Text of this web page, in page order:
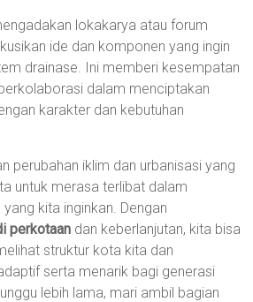
lokakarya atau forum
ide dan komponen yang ingin
drainase. Ini memberi kesempatan
dalam menciptakan
karakter dan kebutuhan
perubahan iklim dan urbanisasi yang
untuk merasa terlibat dalam
kita inginkan. Dengan
perkotaan dan keberlanjutan, kita bisa
struktur kota kita dan
serta menarik bagi generasi
lebih lama, mari ambil bagian